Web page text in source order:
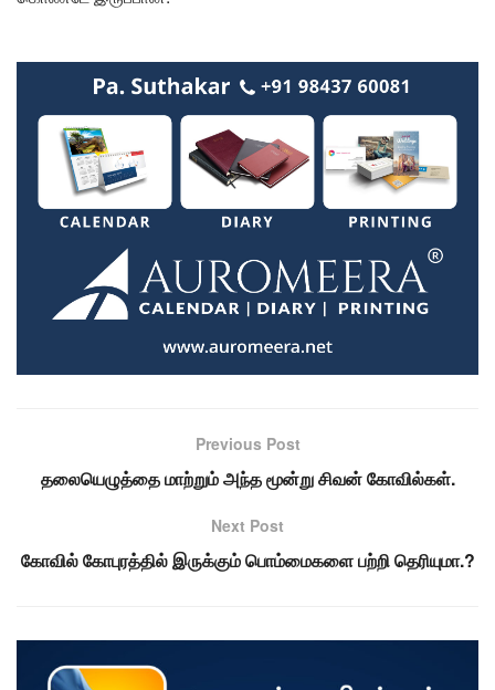
Previous Post
தலையெழுத்தை மாற்றும் அந்த மூன்று சிவன் கோவில்கள்.
Next Post
கோவில் கோபுரத்தில் இருக்கும் பொம்மைகளை பற்றி தெரியுமா.?